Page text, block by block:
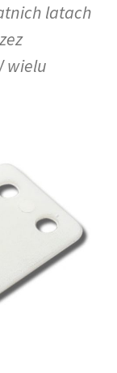
latach
wielu